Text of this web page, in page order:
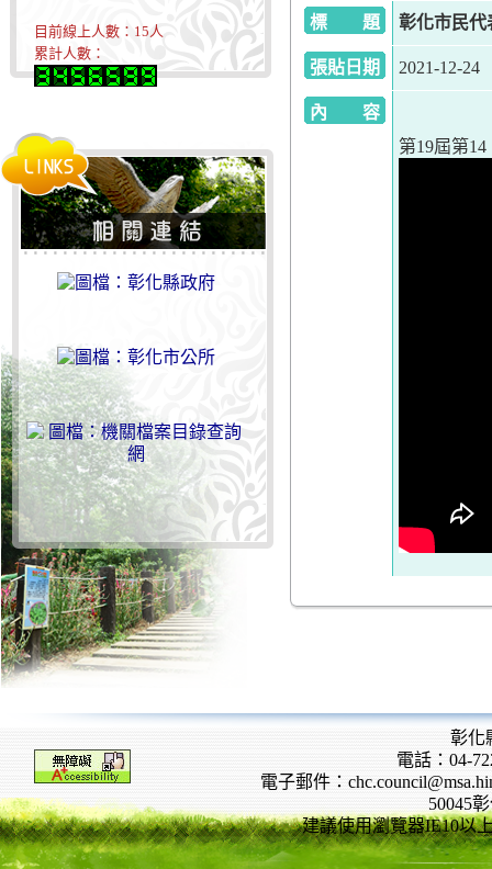
目前線上人數： 15人
累計人數：
標 題 彰化市民代
張貼日期 2021-12-24
內 容
第19屆第14
彰化
電話：04-
電子郵件：
50045
建議使用瀏覽器IE10以